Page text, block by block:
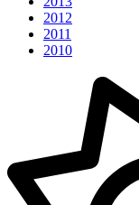
2012
2011
2010